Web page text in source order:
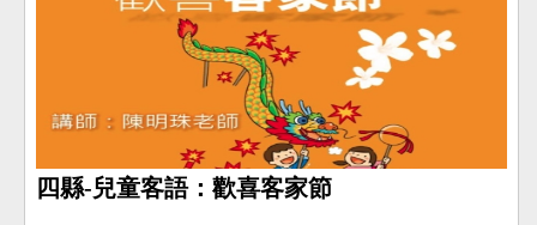
四縣-兒童客語：歡喜客家節